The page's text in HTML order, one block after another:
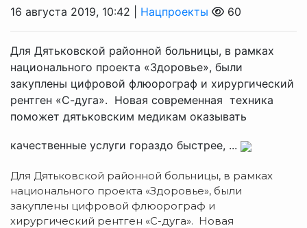
16 августа 2019, 10:42 | Нацпроекты 60
Для Дятьковской районной больницы, в рамках
национального проекта «Здоровье», были
закуплены цифровой флюорограф и хирургический
рентген «С-дуга». Новая современная техника
поможет дятьковским медикам оказывать
качественные услуги гораздо быстрее, ...
Для Дятьковской районной больницы, в рамках
национального проекта «Здоровье», были
закуплены цифровой флюорограф и
хирургический рентген «С-дуга». Новая